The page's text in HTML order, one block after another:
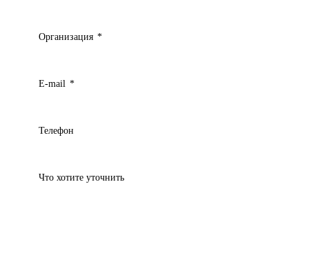
Организация *
E-mail *
Телефон
Что хотите уточнить